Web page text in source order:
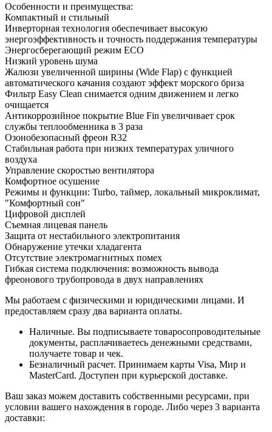
Особенности и преимущества:
Компактный и стильный
Инверторная технология обеспечивает высокую
энергоэффективность и точность поддержания температуры
Энергосберегающий режим ECO
Низкий уровень шума
Жалюзи увеличенной ширины (Wide Flap) с функцией
автоматического качания создают эффект морского бриза
Фильтр Easy Clean снимается одним движением и легко
очищается
Антикоррозийное покрытие Blue Fin увеличивает срок
службы теплообменника в 3 раза
Озонобезопасный фреон R32
Стабильная работа при низких температурах уличного
воздуха
Управление скоростью вентилятора
Комфортное осушение
Режимы и функции: Turbo, таймер, локальный микроклимат,
"Комфортный сон"
Цифровой дисплей
Съемная лицевая панель
Защита от нестабильного электропитания
Обнаружение утечки хладагента
Отсутствие электромагнитных помех
Гибкая система подключения: возможность вывода
фреонового трубопровода в двух направлениях
Мы работаем с физическими и юридическими лицами. И
предоставляем сразу два варианта оплаты.
Наличные. Вы подписываете товаросопроводительные
документы, расплачиваетесь денежными средствами,
получаете товар и чек.
Безналичный расчет. Принимаем карты Visa, Мир и
MasterCard. Доступен при курьерской доставке.
Ваш заказ можем доставить собственными ресурсами, при
условии вашего нахождения в городе. Либо через 3 варианта
доставки: